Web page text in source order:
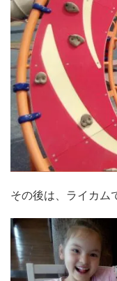
その後は、ライカム